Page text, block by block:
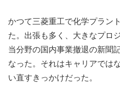
かつて三菱重工で化学プラン
た。出張も多く、大きなプロ
当分野の国内事業撤退の新聞
なった。それはキャリアでは
い直すきっかけだった。